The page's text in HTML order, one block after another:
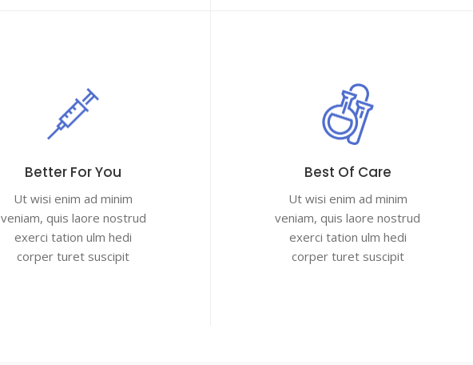
Better For You
Ut wisi enim ad minim
veniam, quis laore nostrud
exerci tation ulm hedi
corper turet suscipit
Best Of Care
Ut wisi enim ad minim
veniam, quis laore nostrud
exerci tation ulm hedi
corper turet suscipit